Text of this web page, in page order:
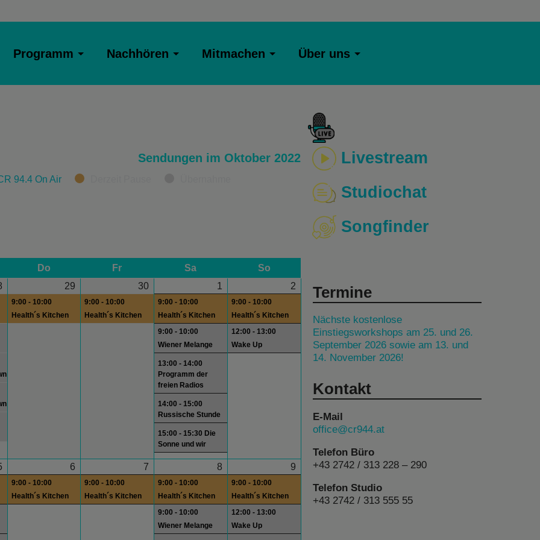
Programm Nachhören Mitmachen Über uns
Sendungen im Oktober 2022
94.4 On Air
Do Fr Sa
So
29
9:00 - 10:00
Health´s Kitchen
30
9:00 - 10:00
Health´s Kitchen
1
9:00 - 10:00
Health´s Kitchen
9:00 - 10:00
Wiener Melange
13:00 - 14:00
Programm der
freien Radios
14:00 - 15:00
Russische Stunde
15:00 - 15:30 Die
Sonne und wir
2
9:00 - 10:00
Health´s Kitchen
12:00 - 13:00
Wake Up
6
9:00 - 10:00
Health´s Kitchen
7
9:00 - 10:00
Health´s Kitchen
8
9:00 - 10:00
Health´s Kitchen
9:00 - 10:00
Wiener Melange
9
9:00 - 10:00
Health´s Kitchen
12:00 - 13:00
Wake Up
Livestream
Studiochat
Songfinder
Termine
Nächste kostenlose
Einstiegsworkshops am 25. und 26.
September 2026 sowie am 13. und
14. November 2026!
Kontakt
E-Mail
office@cr944.at
Telefon Büro
+43 2742 / 313 228 – 290
Telefon Studio
+43 2742 / 313 555 55